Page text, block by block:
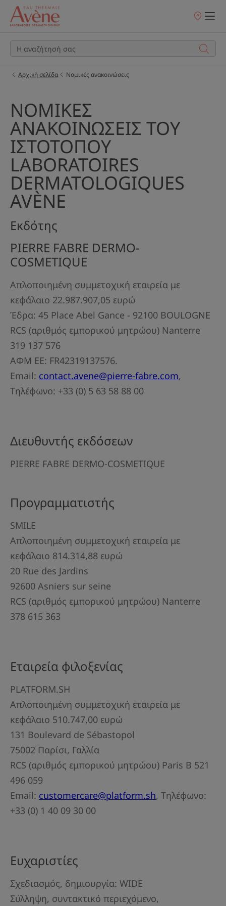
Σημεία
Αρχική σελίδα Νομικές ανακοινώσεις
ΝΟΜΙΚΕΣ
ΑΝΑΚΟΙΝΩΣΕΙΣ ΤΟΥ
ΙΣΤΟΤΟΠΟΥ
LABORATOIRES
DERMATOLOGIQUES
AVÈNE
Εκδότης
PIERRE FABRE DERMO-
COSMETIQUE
Απλοποιημένη συμμετοχική εταιρεία με
κεφάλαιο 22.987.907,05 ευρώ
Έδρα: 45 Place Abel Gance - 92100 BOULOGNE
RCS (αριθμός εμπορικού μητρώου) Nanterre
319 137 576
ΑΦΜ ΕΕ: FR42319137576.
Email: contact.avene@pierre-fabre.com,
Τηλέφωνο: +33 (0) 5 63 58 88 00
Διευθυντής εκδόσεων
PIERRE FABRE DERMO-COSMETIQUE
Προγραμματιστής
SMILE
Απλοποιημένη συμμετοχική εταιρεία με
κεφάλαιο 814.314,88 ευρώ
20 Rue des Jardins
92600 Asniers sur seine
RCS (αριθμός εμπορικού μητρώου) Nanterre
378 615 363
Εταιρεία φιλοξενίας
PLATFORM.SH
Απλοποιημένη συμμετοχική εταιρεία με
κεφάλαιο 510.747,00 ευρώ
131 Boulevard de Sébastopol
75002 Παρίσι, Γαλλία
RCS (αριθμός εμπορικού μητρώου) Paris B 521
496 059
Email: customercare@platform.sh, Τηλέφωνο:
+33 (0) 1 40 09 30 00
Ευχαριστίες
Σχεδιασμός, δημιουργία: WIDE
Σύλληψη, συντακτικό περιεχόμενο,